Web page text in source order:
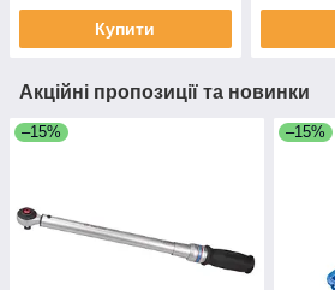
Купити
Акційні пропозиції та новинки
–15% –15%